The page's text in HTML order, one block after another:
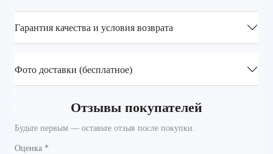
Гарантия качества и условия возврата
Фото доставки (бесплатное)
Отзывы покупателей
Будьте первым — оставьте отзыв после покупки.
Оценка *